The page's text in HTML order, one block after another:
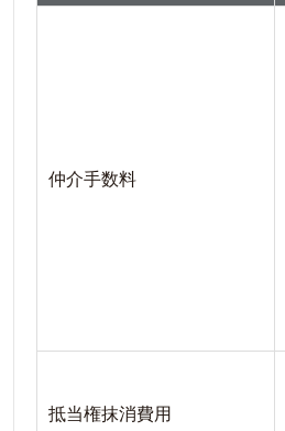
仲介手数料
抵当権抹消費用